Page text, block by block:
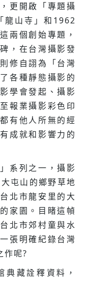
更開啟「專題攝
龍山寺」和1962
兩個創始專題，
，在台灣攝影發
修自詡為「台灣
各種靜態攝影的
學會發起、攝影
報業攝影彩色印
有他人所無的經
成就和影響力的
系列之一，攝影
屯山的鄉野草地
北市龍安里的大
家園。目睹這幀
北市郊村童與水
張明確紀錄台灣
作呢?
典藏詮釋資料，